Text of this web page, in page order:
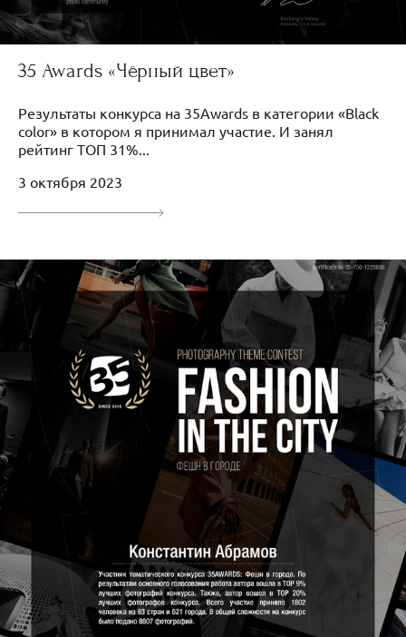
35 Awards «Чёрный цвет»
Результаты конкурса на 35Awards в категории «Black
color» в котором я принимал участие. И занял
рейтинг ТОП 31%...
3 октября 2023